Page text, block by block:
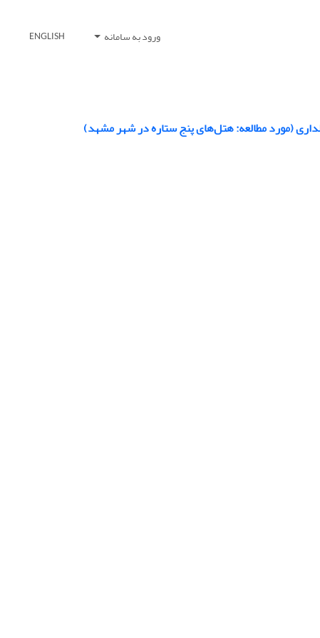
ورود به سامانه ENGLISH
(مورد مطالعه: هتل‌های پنج ستاره در شهر مشهد)